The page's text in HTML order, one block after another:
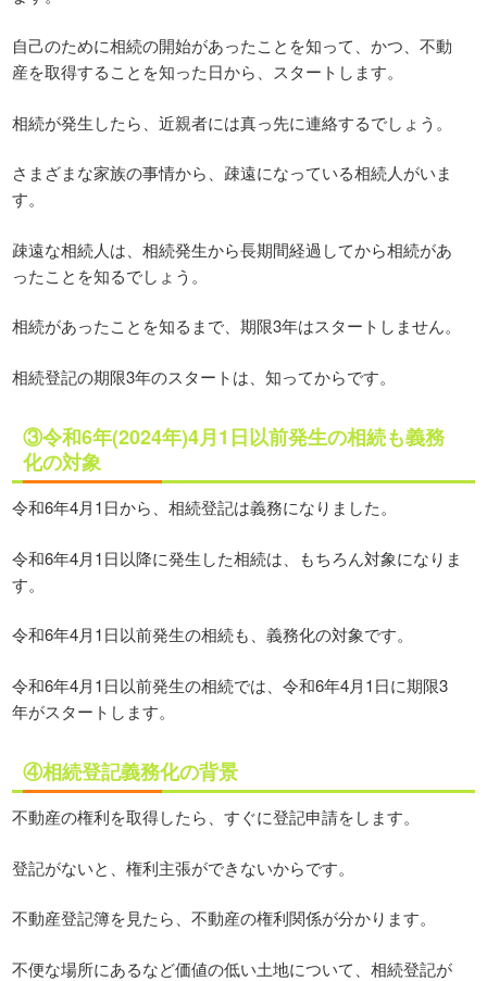
自己のために相続の開始があったことを知って、かつ、不動
産を取得することを知った日から、スタートします。
相続が発生したら、近親者には真っ先に連絡するでしょう。
さまざまな家族の事情から、疎遠になっている相続人がいま
す。
疎遠な相続人は、相続発生から長期間経過してから相続があ
ったことを知るでしょう。
相続があったことを知るまで、期限3年はスタートしません。
相続登記の期限3年のスタートは、知ってからです。
③令和6年(2024年)4月1日以前発生の相続も義務
化の対象
令和6年4月1日から、相続登記は義務になりました。
令和6年4月1日以降に発生した相続は、もちろん対象になりま
す。
令和6年4月1日以前発生の相続も、義務化の対象です。
令和6年4月1日以前発生の相続では、令和6年4月1日に期限3
年がスタートします。
④相続登記義務化の背景
不動産の権利を取得したら、すぐに登記申請をします。
登記がないと、権利主張ができないからです。
不動産登記簿を見たら、不動産の権利関係が分かります。
不便な場所にあるなど価値の低い土地について、相続登記が